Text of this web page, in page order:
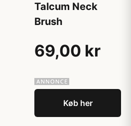
Talcum Neck
Brush
69,00 kr
Køb her